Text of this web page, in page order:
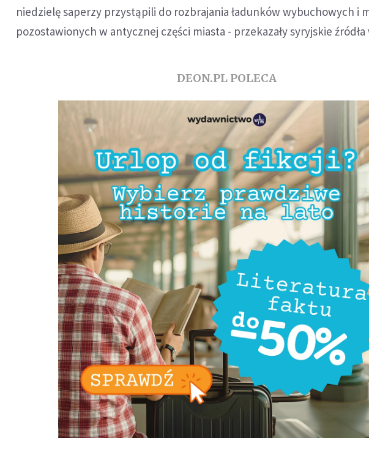
niedzielę saperzy przystąpili do rozbrajania ładunków wybuchowych i
pozostawionych w antycznej części miasta - przekazały syryjskie
DEON.PL POLECA